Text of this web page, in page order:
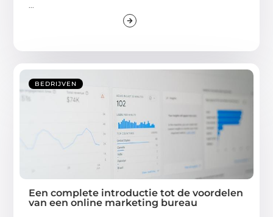
...
BEDRIJVEN
Een complete introductie tot de voordelen
van een online marketing bureau